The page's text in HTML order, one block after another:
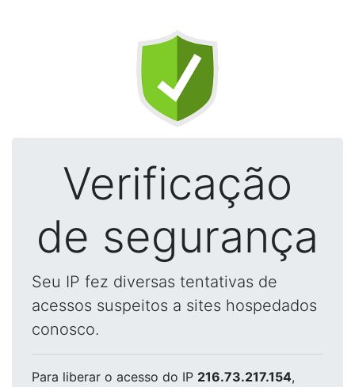
Verificação
de segurança
Seu IP fez diversas tentativas de
acessos suspeitos a sites hospedados
conosco.
Para liberar o acesso do IP 216.73.217.154,